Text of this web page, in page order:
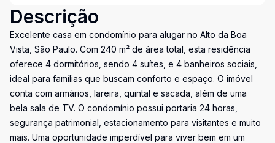
Descrição
Excelente casa em condomínio para alugar no Alto da Boa
Vista, São Paulo. Com 240 m² de área total, esta residência
oferece 4 dormitórios, sendo 4 suítes, e 4 banheiros sociais,
ideal para famílias que buscam conforto e espaço. O imóvel
conta com armários, lareira, quintal e sacada, além de uma
bela sala de TV. O condomínio possui portaria 24 horas,
segurança patrimonial, estacionamento para visitantes e muito
mais. Uma oportunidade imperdível para viver bem em um